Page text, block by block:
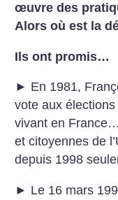
œuvre des
Alors où est la
Ils ont promis…
► En 1981,
vote aux
vivant en
et citoyennes de
depuis 1998
► Le 16 mars